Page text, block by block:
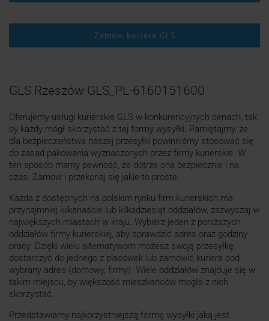
Zamów kuriera GLS
GLS Rzeszów GLS_PL-6160151600
Oferujemy usługi kurierskie GLS w konkurencyjnych cenach, tak
by każdy mógł skorzystać z tej formy wysyłki. Pamiętajmy, że
dla bezpieczeństwa naszej przesyłki powinniśmy stosować się
do zasad pakowania wyznaczonych przez firmy kurierskie. W
ten sposób mamy pewność, że dotrze ona bezpiecznie i na
czas. Zamów i przekonaj się jakie to proste.
Każda z dostępnych na polskim rynku firm kurierskich ma
przynajmniej kilkanaście lub kilkadziesiąt oddziałów, zazwyczaj w
największych miastach w kraju. Wybierz jeden z poniższych
oddziałów firmy kurierskiej, aby sprawdzić adres oraz godziny
pracy. Dzięki wielu alternatywom możesz swoją przesyłkę
dostarczyć do jednego z placówek lub zamówić kuriera pod
wybrany adres (domowy, firmy). Wiele oddziałów znajduje się w
takim miejscu, by większość mieszkańców mogła z nich
skorzystać.
Przedstawiamy najkorzystniejszą formę wysyłki jaką jest